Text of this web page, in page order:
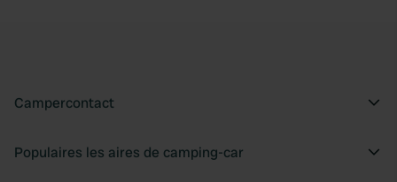
Campercontact
Populaires les aires de camping-car